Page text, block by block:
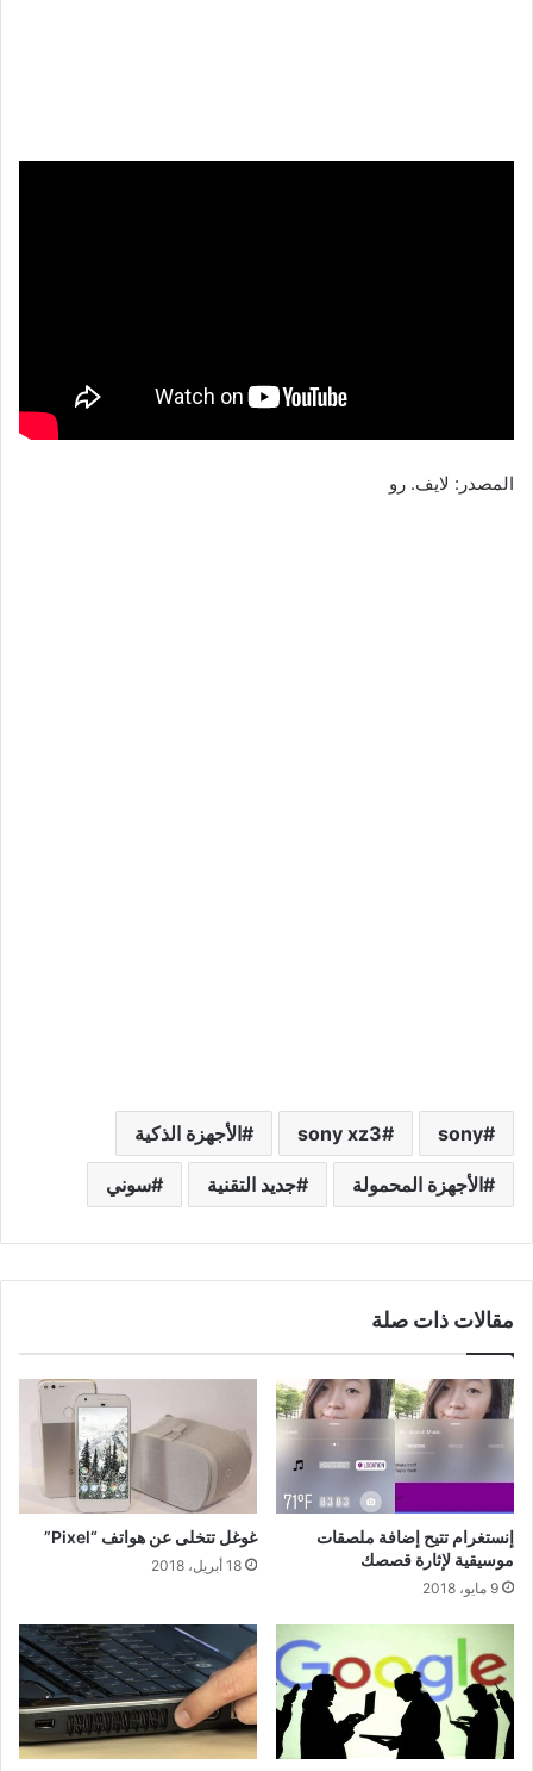
المصدر: لايف. رو
sony
sony xz3 الأجهزة الذكية
الأجهزة المحمولة جديد التقنية سوني
مقالات ذات صلة
إنستغرام تتيح إضافة ملصقات
موسيقية لإثارة قصصك
9 مايو، 2018
غوغل تتخلى عن هواتف “Pixel”
18 أبريل، 2018